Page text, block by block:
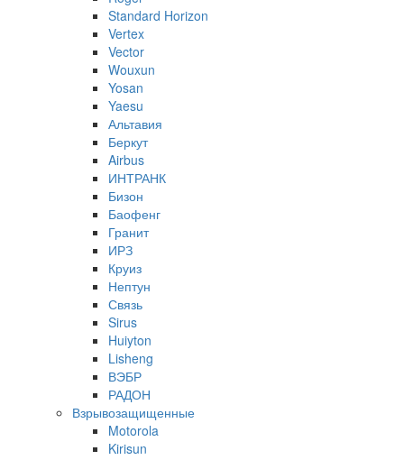
Standard Horizon
Vertex
Vector
Wouxun
Yosan
Yaesu
Альтавия
Беркут
Airbus
ИНТРАНК
Бизон
Баофенг
Гранит
ИРЗ
Круиз
Нептун
Связь
Sirus
Huiyton
Lisheng
ВЭБР
РАДОН
Взрывозащищенные
Motorola
Kirisun